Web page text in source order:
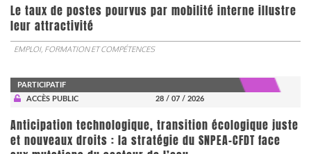
Le taux de postes pourvus par mobilité interne illustre
leur attractivité
EMPLOI, FORMATION ET COMPÉTENCES
PARTICIPATIF
ACCÈS PUBLIC
28 / 07 / 2026
Anticipation technologique, transition écologique juste
et nouveaux droits : la stratégie du SNPEA-CFDT face